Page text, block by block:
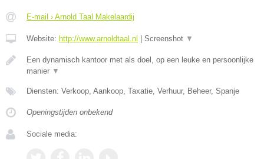
E-mail › Arnold Taal Makelaardij
Website: http://www.arnoldtaal.nl Screenshot ▼
Een dynamisch kantoor met als doel, op een leuke en persoonlijke
manier ▼
Diensten: Verkoop, Aankoop, Taxatie, Verhuur, Beheer, Spanje
Openingstijden onbekend
Sociale media: